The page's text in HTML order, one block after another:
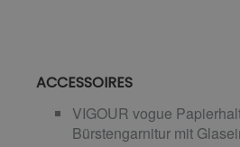
ACCESSOIRES
VIGOUR vogue
Bürstengarnitur mit